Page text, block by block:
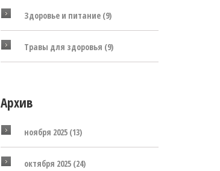
Здоровье и питание (9)
Травы для здоровья (9)
Архив
ноября 2025 (13)
октября 2025 (24)